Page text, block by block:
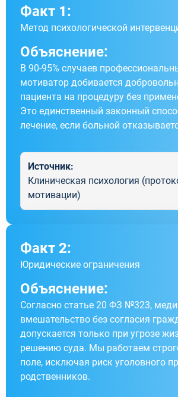
Факт 1:
Метод психологической
Объяснение:
В 90-95% случаев
мотиватор добивается
пациента на процедуру без
Это единственный законный
лечение, если больной
Источник:
Клиническая психология
мотивации)
Факт 2:
Юридические ограничения
Объяснение:
Согласно статье 20 ФЗ №323,
вмешательство без согласия
допускается только при угрозе
решению суда. Мы работаем
поле, исключая риск уголовного
родственников.